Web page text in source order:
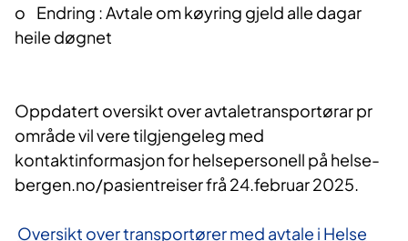
o Endring : Avtale om køyring gjeld alle dagar
heile døgnet
Oppdatert oversikt over avtaletransportørar pr
område vil vere tilgjengeleg med
kontaktinformasjon for helsepersonell på helse-
bergen.no/pasientreiser frå 24.februar 2025.
Oversikt over transportører med avtale i Helse